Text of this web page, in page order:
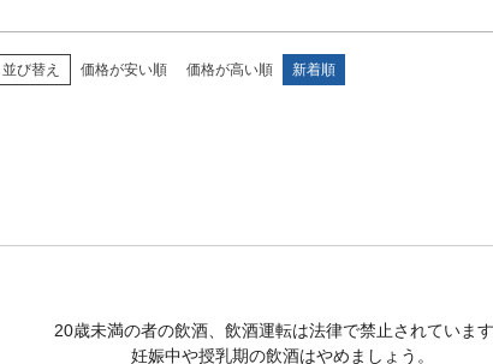
並び替え 価格が安い順 価格が高い順 新着順
20歳未満の者の飲酒、飲酒運転は法律で禁止されています
妊娠中や授乳期の飲酒はやめましょう。